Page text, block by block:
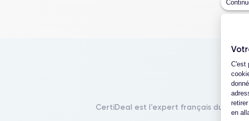
C'est
en
CertiDeal est l'expert français du